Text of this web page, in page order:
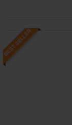
BEST SELLER